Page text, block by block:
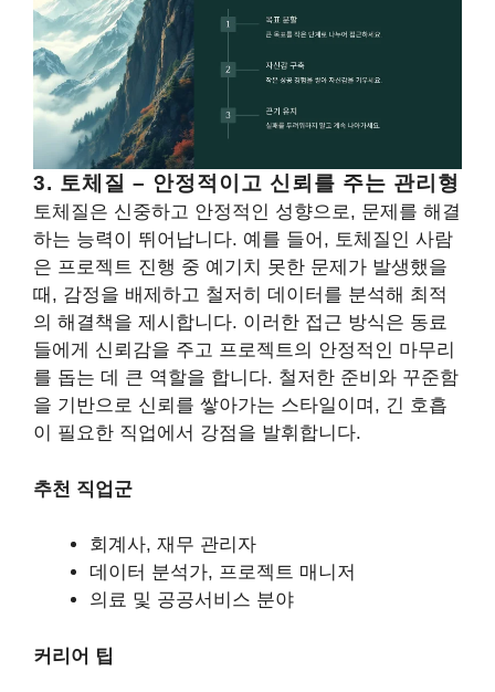
3. 토체질 – 안정적이고 신뢰를 주는 관리형
토체질은 신중하고 안정적인 성향으로, 문제를 해결
하는 능력이 뛰어납니다. 예를 들어, 토체질인 사람
은 프로젝트 진행 중 예기치 못한 문제가 발생했을
때, 감정을 배제하고 철저히 데이터를 분석해 최적
의 해결책을 제시합니다. 이러한 접근 방식은 동료
들에게 신뢰감을 주고 프로젝트의 안정적인 마무리
를 돕는 데 큰 역할을 합니다. 철저한 준비와 꾸준함
을 기반으로 신뢰를 쌓아가는 스타일이며, 긴 호흡
이 필요한 직업에서 강점을 발휘합니다.
추천 직업군
회계사, 재무 관리자
데이터 분석가, 프로젝트 매니저
의료 및 공공서비스 분야
커리어 팁